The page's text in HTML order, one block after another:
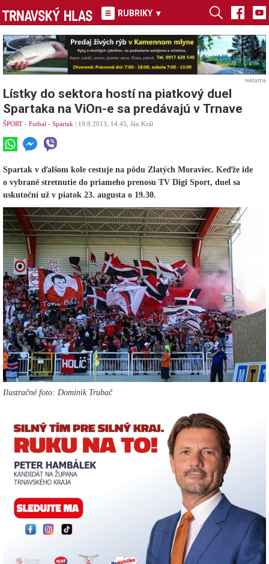
RUBRIKY ▾
reklama
Lístky do sektora hostí na piatkový duel
Spartaka na ViOn-e sa predávajú v Trnave
ŠPORT - Futbal - Spartak | 19.8.2013, 14.45, Ján Král
Spartak v ďalšom kole cestuje na pôdu Zlatých Moraviec. Keďže ide
o vybrané stretnutie do priameho prenosu TV Digi Sport, duel sa
uskutoční už v piatok 23. augusta o 19.30.
Ilustračné foto: Dominik Trubač